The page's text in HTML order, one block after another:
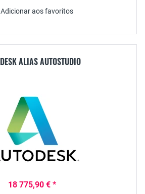
Adicionar aos favoritos
ALIAS AUTOSTUDIO
18 775,90 € *